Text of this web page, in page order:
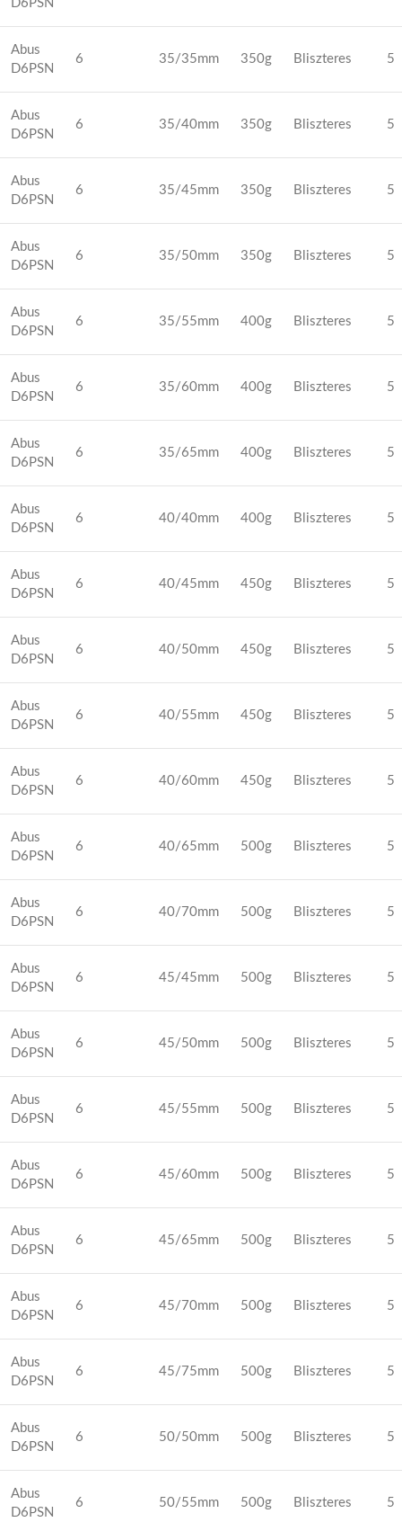
D6PSN
Abus
D6PSN
6 35/35mm 350g Bliszteres 5
Abus
D6PSN
6 35/40mm 350g Bliszteres 5
Abus
D6PSN
6 35/45mm 350g Bliszteres 5
Abus
D6PSN
6 35/50mm 350g Bliszteres 5
Abus
D6PSN
6 35/55mm 400g Bliszteres 5
Abus
D6PSN
6 35/60mm 400g Bliszteres 5
Abus
D6PSN
6 35/65mm 400g Bliszteres 5
Abus
D6PSN
6 40/40mm 400g Bliszteres 5
Abus
D6PSN
6 40/45mm 450g Bliszteres 5
Abus
D6PSN
6 40/50mm 450g Bliszteres 5
Abus
D6PSN
6 40/55mm 450g Bliszteres 5
Abus
D6PSN
6 40/60mm 450g Bliszteres 5
Abus
D6PSN
6 40/65mm 500g Bliszteres 5
Abus
D6PSN
6 40/70mm 500g Bliszteres 5
Abus
D6PSN
6 45/45mm 500g Bliszteres 5
Abus
D6PSN
6 45/50mm 500g Bliszteres 5
Abus
D6PSN
6 45/55mm 500g Bliszteres 5
Abus
D6PSN
6 45/60mm 500g Bliszteres 5
Abus
D6PSN
6 45/65mm 500g Bliszteres 5
Abus
D6PSN
6 45/70mm 500g Bliszteres 5
Abus
D6PSN
6 45/75mm 500g Bliszteres 5
Abus
D6PSN
6 50/50mm 500g Bliszteres 5
Abus
D6PSN
6 50/55mm 500g Bliszteres 5